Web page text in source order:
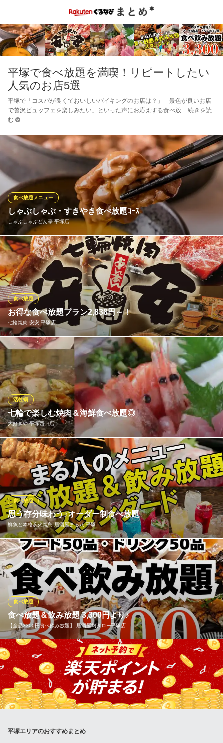
平塚で食べ放題を満喫！リピートしたい
人気のお店5選
平塚で「コスパが良くておいしいバイキングのお店は？」「景色が良いお店
で贅沢ビュッフェを楽しみたい」といった声にお応えする食べ放
続きを読
む
しゃぶしゃぶ・すきやき食べ放題ｺｰｽ
しゃぶしゃぶどん亭 平塚店
食べ放題メニュー
お肉はもちろん、鍋野菜、ごはん、うどん、中華麺、香の物が食
べ放題になるコースをご用意いたしました！ご予算やお好みのお
肉に合わせてお選びいただけます。特別な日にもそうでない日に
も大満足必至の食べ放題を、是非ご利用ください♪
しゃぶしゃぶどん亭 平塚店
しゃぶしゃぶ・すきやき
ＪＲ東海道本線平塚駅 車5分
神奈川県平塚市東八幡2-4-39
お得な食べ放題プラン2,838円～！
七輪焼肉 安安 平塚店
食べ放題
お得な食べ放題プランは2,838円(税込)～！ご予算や用途で3種か
らお選びいただけます。プラス1,430円(税込)で飲み放題付にも変
更可◎少人数から大人数までのご宴会が可能です！ 飲み放題・歓
迎会・送迎会・女子会・飲み会・同窓会・ファミリーなど様々な
シーンでお得に炭火焼肉宴会をお楽しみください！
七輪焼肉 安安 平塚店
炭火焼肉 食べ放題店
ＪＲ東海道本線平塚駅 徒歩3分
神奈川県平塚市紅谷町2-6 サクライビル2F
七輪で楽しむ焼肉＆海鮮食べ放題◎
大好きや 平塚西口店
活牡蠣
「平塚食べ放題 大好きや 平塚西口店」で楽しめる炭火七輪焼！
ホルモンも牛カルビだってぜ～んぶ食べ放題！ 特に「ホルモン焼
き」には絶対の自信がございます！とにかく「新鮮」さにこだわ
り随時最高の素材を提供！！ホルモン屋のこだわりと味を存分に
ご堪能ください。
※こちらは夜のみのこだわりです。
大好きや 平塚西口店
厳選飲み食べ放題居酒屋
ＪＲ東海道本線平塚駅西口 徒歩2分
神奈川県平塚市紅谷町18-8
思う存分味わう♪オーダー制食べ放題
鮮魚と本格炭火焼鳥 居酒屋まる八 平塚
食べ放題
大好評の食べ放題＆お酒飲み放題プランがリニューアル！『まる
八』のメニューをオーダー制でお楽しみいただけるのはそのまま
に、『スタンダード』or『プレミアム』、とお好きなプラン＆時
間を選んで満喫いただけます♪好きなものを好きなだけ、思う存分
お楽しみください！
鮮魚と本格炭火焼鳥 居酒屋まる八 平塚
17～24時まで営業中
ＪＲ東海道本線平塚駅 徒歩3分
神奈川県平塚市紅谷町14-18 1F
食べ放題＆飲み放題 3,300円より♪
【全品3300円食べ飲み放題】 居酒屋均タロー平塚店
食べ放題
どれだけ食べても、どれだけ飲んでも3,300円！2時間食べ飲み放
題！バイキング方式ではなくオーダー式なので、作り立てのお料
理と豊富な品揃えのドリンクを心ゆくまでお愉しみいただけます
◎
ＪＲ東海道本線平塚駅 徒歩4分
平塚エリアのおすすめまとめ